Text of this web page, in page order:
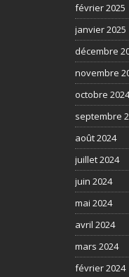
février 2025
janvier 2025
décembre
novembre
octobre 2024
septembre
août 2024
juillet 2024
juin 2024
mai 2024
avril 2024
mars 2024
février 2024